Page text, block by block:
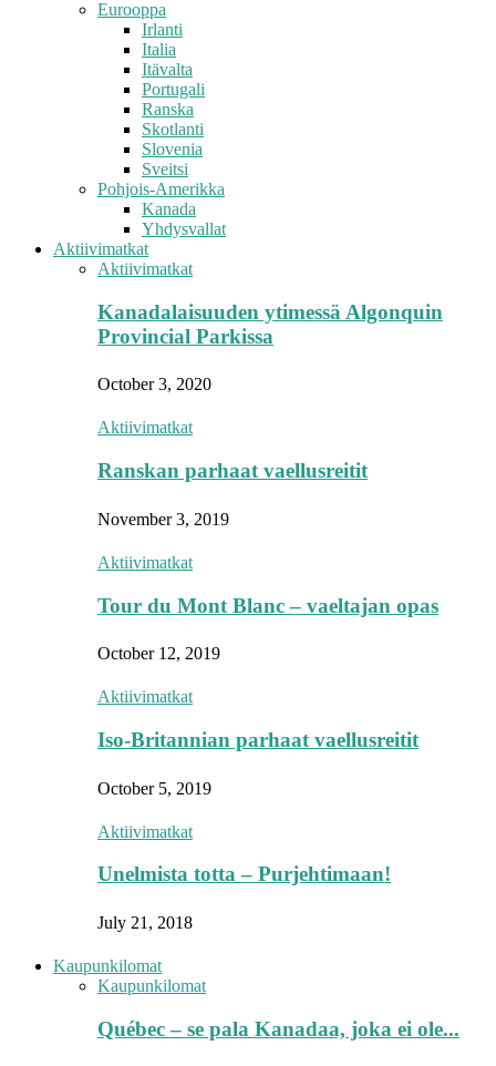
Eurooppa
Irlanti
Italia
Itävalta
Portugali
Ranska
Skotlanti
Slovenia
Sveitsi
Pohjois-Amerikka
Kanada
Yhdysvallat
Aktiivimatkat
Aktiivimatkat
Kanadalaisuuden ytimessä Algonquin
Provincial Parkissa
October 3, 2020
Aktiivimatkat
Ranskan parhaat vaellusreitit
November 3, 2019
Aktiivimatkat
Tour du Mont Blanc – vaeltajan opas
October 12, 2019
Aktiivimatkat
Iso-Britannian parhaat vaellusreitit
October 5, 2019
Aktiivimatkat
Unelmista totta – Purjehtimaan!
July 21, 2018
Kaupunkilomat
Kaupunkilomat
Québec – se pala Kanadaa, joka ei ole...